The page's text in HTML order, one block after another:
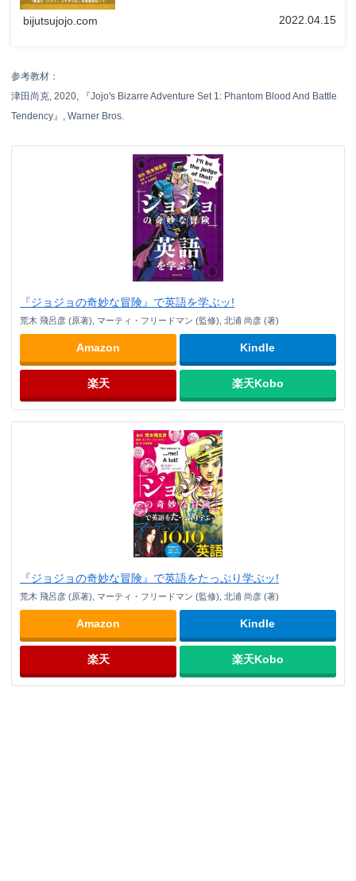
bijutsujojo.com 2022.04.15
参考教材：
津田尚克, 2020, 『Jojo's Bizarre Adventure Set 1: Phantom Blood And Battle
Tendency』, Warner Bros.
『ジョジョの奇妙な冒険』で英語を学ぶッ!
荒木 飛呂彦 (原著), マーティ・フリードマン (監修), 北浦 尚彦 (著)
Amazon Kindle
楽天 楽天Kobo
『ジョジョの奇妙な冒険』で英語をたっぷり学ぶッ!
荒木 飛呂彦 (原著), マーティ・フリードマン (監修), 北浦 尚彦 (著)
Amazon Kindle
楽天 楽天Kobo